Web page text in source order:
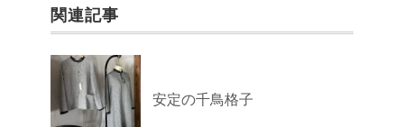
関連記事
安定の千鳥格子